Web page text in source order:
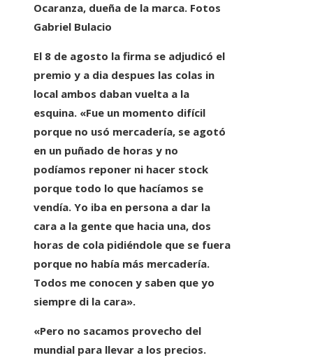
Ocaranza, dueña de la marca. Fotos
Gabriel Bulacio
El 8 de agosto la firma se adjudicó el
premio y a dia despues las colas in
local ambos daban vuelta a la
esquina. «Fue un momento difícil
porque no usó mercadería, se agotó
en un puñado de horas y no
podíamos reponer ni hacer stock
porque todo lo que hacíamos se
vendía. Yo iba en persona a dar la
cara a la gente que hacia una, dos
horas de cola pidiéndole que se fuera
porque no había más mercadería.
Todos me conocen y saben que yo
siempre di la cara».
«Pero no sacamos provecho del
mundial para llevar a los precios.